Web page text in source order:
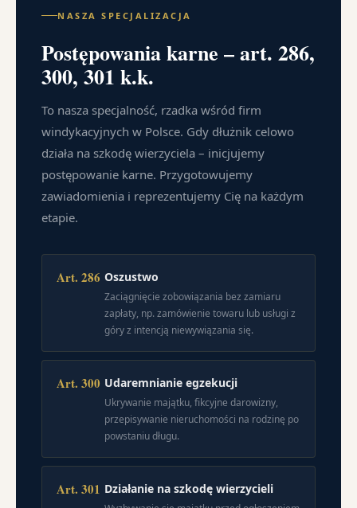
NASZA SPECJALIZACJA
Postępowania karne – art. 286,
300, 301 k.k.
To nasza specjalność, rzadka wśród firm
windykacyjnych w Polsce. Gdy dłużnik celowo
działa na szkodę wierzyciela – inicjujemy
postępowanie karne. Przygotowujemy
zawiadomienia i reprezentujemy Cię na każdym
etapie.
Art. 286 Oszustwo
Zaciągnięcie zobowiązania bez zamiaru
zapłaty, np. zamówienie towaru lub usługi z
góry z intencją niewywiązania się.
Art. 300 Udaremnianie egzekucji
Ukrywanie majątku, fikcyjne darowizny,
przepisywanie nieruchomości na rodzinę po
powstaniu długu.
Art. 301 Działanie na szkodę wierzycieli